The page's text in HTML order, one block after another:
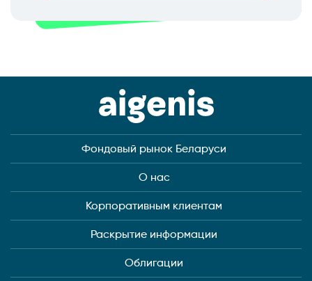
Фондовый рынок Беларуси
О нас
Корпоративным клиентам
Раскрытие информации
Облигации